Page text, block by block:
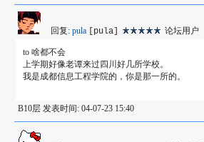
回复: pula [pula] 论坛用户
to 啥都不会
上学期好像老谭来过四川好几所学校。
我是成都信息工程学院的，你是那一所的。
B10层 发表时间: 04-07-23 15:40